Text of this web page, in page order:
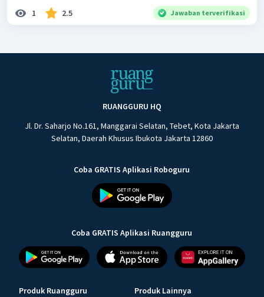
1 2.5 Jawaban terverifikasi
RUANGGURU HQ
Jl. Dr. Saharjo No.161, Manggarai Selatan, Tebet, Kota Jakarta
Selatan, Daerah Khusus Ibukota Jakarta 12860
Coba GRATIS Aplikasi Roboguru
Coba GRATIS Aplikasi Ruangguru
Produk Ruangguru Produk Lainnya